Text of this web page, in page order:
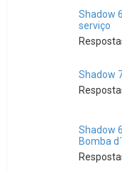
Shadow
serviço
Shadow
Shadow
Bomba